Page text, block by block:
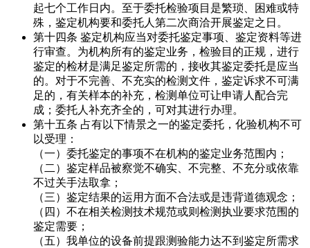
起七个工作日内。至于委托检验项目是繁琐、困难或特
殊，鉴定机构要和委托人第二次商洽开展鉴定之日。
第十四条 鉴定机构应当对委托鉴定事项、鉴定资料等进
行审查。为机构所有的鉴定业务，检验目的正规，进行
鉴定的检材是满足鉴定所需的，接收其鉴定委托是应当
的。对于不完善、不充实的检测文件，鉴定诉求不可满
足的，有关样本的补充，检测单位可让申请人配合完
成；委托人补充齐全的，可对其进行办理。
第十五条 占有以下情景之一的鉴定委托，化验机构不可
以受理：
（一）委托鉴定的事项不在机构的鉴定业务范围内；
（二）鉴定样品被察觉不确实、不完整、不充分或依靠
不过关手法取拿；
（三）鉴定结果的运用方面不合法或是违背道德观念；
（四）不在相关检测技术规范或则检测执业要求范围的
鉴定需要；
（五）我单位的设备前提跟测验能力达不到鉴定所需求